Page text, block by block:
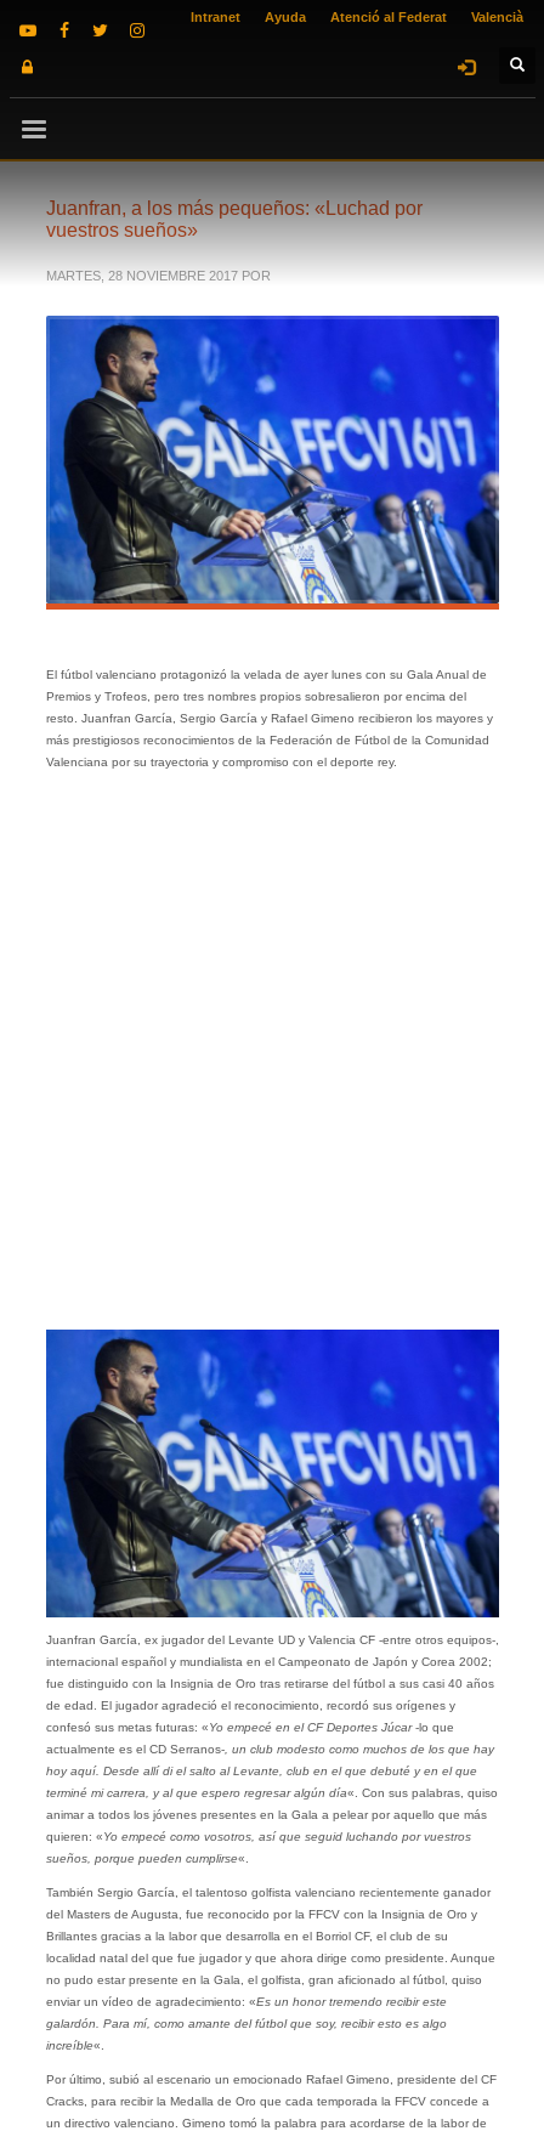
Intranet Ayuda Atenció al Federat Valencià
Juanfran, a los más pequeños: «Luchad por
vuestros sueños»
MARTES, 28 NOVIEMBRE 2017 POR
El fútbol valenciano protagonizó la velada de ayer lunes con su Gala Anual de
Premios y Trofeos, pero tres nombres propios sobresalieron por encima del
resto. Juanfran García, Sergio García y Rafael Gimeno recibieron los mayores y
más prestigiosos reconocimientos de la Federación de Fútbol de la Comunidad
Valenciana por su trayectoria y compromiso con el deporte rey.
Juanfran García, ex jugador del Levante UD y Valencia CF -entre otros equipos-,
internacional español y mundialista en el Campeonato de Japón y Corea 2002;
fue distinguido con la Insignia de Oro tras retirarse del fútbol a sus casi 40 años
de edad. El jugador agradeció el reconocimiento, recordó sus orígenes y
confesó sus metas futuras: «Yo empecé en el CF Deportes Júcar-lo que
actualmente es el CD Serranos-, un club modesto como muchos de los que hay
hoy aquí. Desde allí di el salto al Levante, club en el que debuté y en el que
terminé mi carrera, y al que espero regresar algún día«. Con sus palabras, quiso
animar a todos los jóvenes presentes en la Gala a pelear por aquello que más
quieren: «Yo empecé como vosotros, así que seguid luchando por vuestros
sueños, porque pueden cumplirse«.
También Sergio García, el talentoso golfista valenciano recientemente ganador
del Masters de Augusta, fue reconocido por la FFCV con la Insignia de Oro y
Brillantes gracias a la labor que desarrolla en el Borriol CF, el club de su
localidad natal del que fue jugador y que ahora dirige como presidente. Aunque
no pudo estar presente en la Gala, el golfista, gran aficionado al fútbol, quiso
enviar un vídeo de agradecimiento: «Es un honor tremendo recibir este
galardón. Para mí, como amante del fútbol que soy, recibir esto es algo
increíble«.
Por último, subió al escenario un emocionado Rafael Gimeno, presidente del CF
Cracks, para recibir la Medalla de Oro que cada temporada la FFCV concede a
un directivo valenciano. Gimeno tomó la palabra para acordarse de la labor de